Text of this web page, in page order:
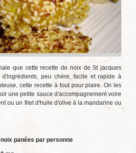
que cette recette de noix de St jacques
peu chère, facile et rapide à
cette recette à tout pour plaire. On les
une petite sauce d'accompagnement voire
ou un filet d'huile d'olive à la mandarine ou
panées par personne